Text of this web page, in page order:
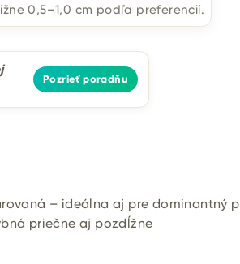
0,5–1,0 cm podľa preferencií.
Pozrieť poradňu
– ideálna aj pre dominantný
priečne aj pozdĺžne